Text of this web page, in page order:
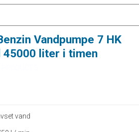
Vandpumpe 7 HK
45000 liter i timen
vand